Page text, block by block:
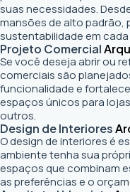
suas necessidades.
mansões de alto
sustentabilidade em
Projeto Comercial
Se você deseja abrir ou
comerciais são
funcionalidade e
espaços únicos para
outros.
Design de Interiores
O design de interiores é
ambiente tenha sua
espaços que combinam
as preferências e o